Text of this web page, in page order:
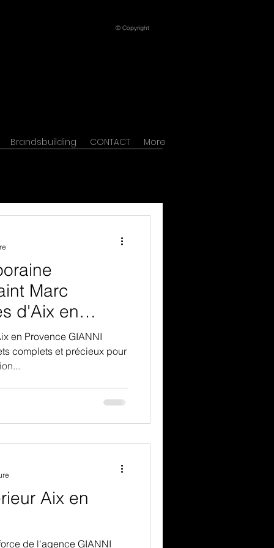
© Copyright
Brandsbuilding CONTACT More
Saint Tropez
Cassis
Aix en P
Marc
d'Aix en
en Provence GIANNI
complets et précieux pour
Aix en
de l'agence GIANNI